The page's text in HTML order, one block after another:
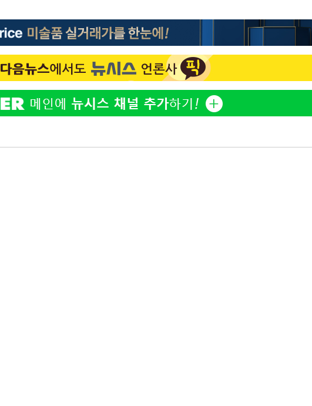
정웅인 첫째 딸, 연기
망…또 배우 꿈꾸는
2
1000대 보급 추진
3
'첫 주연' 정준원 "
돼"
4